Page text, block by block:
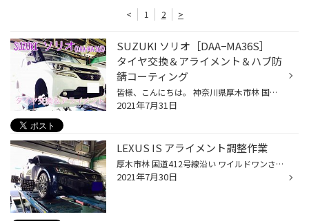
< 1 2 >
SUZUKI ソリオ［DAA−MA36S］
タイヤ交換＆アライメント＆ハブ防
錆コーティング
皆様、こんにちは。 神奈川県厚木市林 国道412号線沿い ワイルドワンさん隣の タイヤ館厚木店 山ちゃん です(*‘∀‘) 当店のホームページをご覧いただき、ありがとうございます♪ 本日のお車はこちら ↓ SUZUKI ソリオ[DAA-MA 36S] です！ 本日は タイヤ4本交換：ネクストリー 165／65R15 と アライメ...
2021年7月31日
LEXUS IS アライメント調整作業
厚木市林 国道412号線沿い ワイルドワンさん隣の タイヤ館厚木店 小川です。 皆様、当店のホームページをご覧いただきありがとうございます。 本日は LEXUS IS の アライメント調整作業 を行いました。 車がまっすぐ進まないと相談を頂きました。 そこでアライメント不良の可能性を疑い測定を行いま...
2021年7月30日